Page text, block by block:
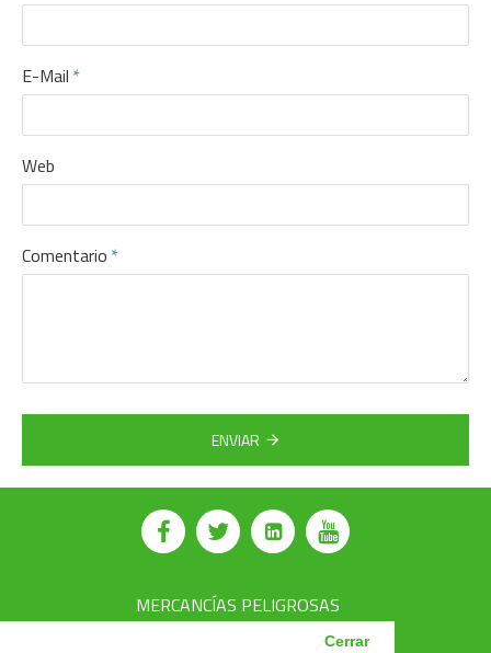
Cerrar
E-Mail
Web
Comentario
ENVIAR
MERCANCÍAS PELIGROSAS